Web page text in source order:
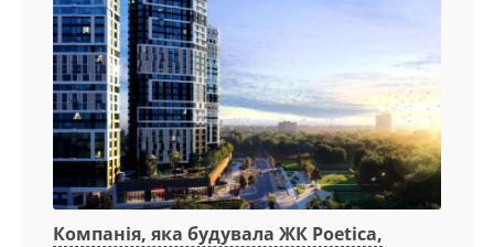
Компанія, яка будувала ЖК Poetica,